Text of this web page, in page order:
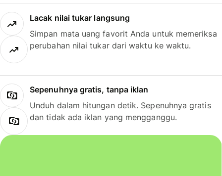
Lacak nilai tukar langsung
Simpan mata uang favorit Anda untuk memeriksa
perubahan nilai tukar dari waktu ke waktu.
Sepenuhnya gratis, tanpa iklan
Unduh dalam hitungan detik. Sepenuhnya gratis
dan tidak ada iklan yang mengganggu.